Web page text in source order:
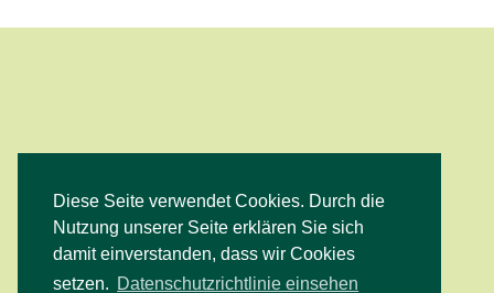
Diese Seite verwendet Cookies. Durch die
Nutzung unserer Seite erklären Sie sich
damit einverstanden, dass wir Cookies
setzen. Datenschutzrichtlinie einsehen
Facebook
Instagram
YouTube